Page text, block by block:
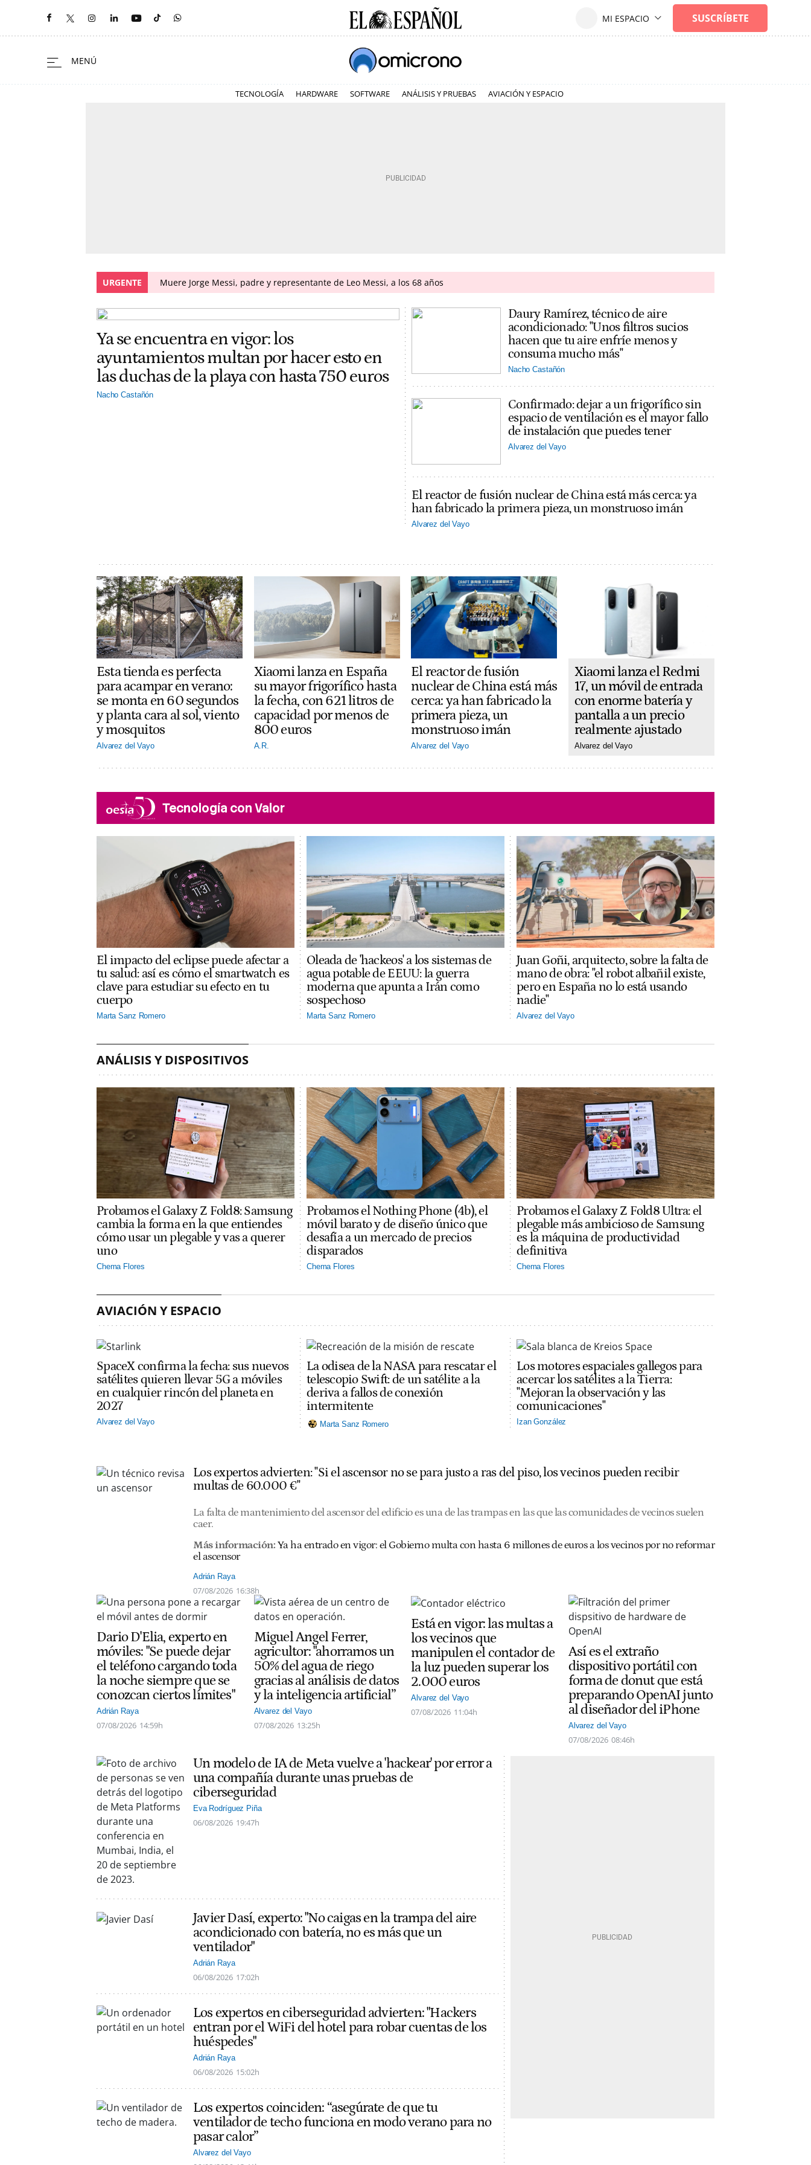
TECNOLOGÍA HARDWARE SOFTWARE ANÁLISIS Y PRUEBAS AVIACIÓN Y ESPACIO
URGENTE Muere Jorge Messi, padre y representante de Leo Messi, a los 68 años
Ya se encuentra en vigor: los
ayuntamientos multan por hacer esto en
las duchas de la playa con hasta 750 euros
Nacho Castañón
Daury Ramírez, técnico de aire
acondicionado: "Unos filtros sucios
hacen que tu aire enfríe menos y
consuma mucho más"
Nacho Castañón
Confirmado: dejar a un frigorífico sin
espacio de ventilación es el mayor fallo
de instalación que puedes tener
Alvarez del Vayo
El reactor de fusión nuclear de China está más cerca: ya
han fabricado la primera pieza, un monstruoso imán
Alvarez del Vayo
Esta tienda es perfecta
para acampar en verano:
se monta en 60 segundos
y planta cara al sol, viento
y mosquitos
Alvarez del Vayo
Xiaomi lanza en España
su mayor frigorífico hasta
la fecha, con 621 litros de
capacidad por menos de
800 euros
A.R.
El reactor de fusión
nuclear de China está más
cerca: ya han fabricado la
primera pieza, un
monstruoso imán
Alvarez del Vayo
Xiaomi lanza el Redmi
17, un móvil de entrada
con enorme batería y
pantalla a un precio
realmente ajustado
Alvarez del Vayo
Tecnología con Valor
El impacto del eclipse puede afectar a
tu salud: así es cómo el smartwatch es
clave para estudiar su efecto en tu
cuerpo
Marta Sanz Romero
Oleada de 'hackeos' a los sistemas de
agua potable de EEUU: la guerra
moderna que apunta a Irán como
sospechoso
Marta Sanz Romero
Juan Goñi, arquitecto, sobre la falta de
mano de obra: "el robot albañil existe,
pero en España no lo está usando
nadie"
Alvarez del Vayo
ANÁLISIS Y DISPOSITIVOS
Probamos el Galaxy Z Fold8: Samsung
cambia la forma en la que entiendes
cómo usar un plegable y vas a querer
uno
Chema Flores
Probamos el Nothing Phone (4b), el
móvil barato y de diseño único que
desafía a un mercado de precios
disparados
Chema Flores
Probamos el Galaxy Z Fold8 Ultra: el
plegable más ambicioso de Samsung
es la máquina de productividad
definitiva
Chema Flores
AVIACIÓN Y ESPACIO
SpaceX confirma la fecha: sus nuevos
satélites quieren llevar 5G a móviles
en cualquier rincón del planeta en
2027
Alvarez del Vayo
La odisea de la NASA para rescatar el
telescopio Swift: de un satélite a la
deriva a fallos de conexión
intermitente
Marta Sanz Romero
Los motores espaciales gallegos para
acercar los satélites a la Tierra:
"Mejoran la observación y las
comunicaciones"
Izan González
Los expertos advierten: "Si el ascensor no se para justo a ras del piso, los vecinos pueden recibir
multas de 60.000 €"
La falta de mantenimiento del ascensor del edificio es una de las trampas en las que las comunidades de vecinos suelen
caer.
Más información: Ya ha entrado en vigor: el Gobierno multa con hasta 6 millones de euros a los vecinos por no reformar
el ascensor
Adrián Raya
07/08/2026 16:38h
Dario D'Elia, experto en
móviles: "Se puede dejar
el teléfono cargando toda
la noche siempre que se
conozcan ciertos límites"
Adrián Raya
07/08/2026 14:59h
Miguel Angel Ferrer,
agricultor: "ahorramos un
50% del agua de riego
gracias al análisis de datos
y la inteligencia artificial”
Alvarez del Vayo
07/08/2026 13:25h
Está en vigor: las multas a
los vecinos que
manipulen el contador de
la luz pueden superar los
2.000 euros
Alvarez del Vayo
07/08/2026 11:04h
Así es el extraño
dispositivo portátil con
forma de donut que está
preparando OpenAI junto
al diseñador del iPhone
Alvarez del Vayo
07/08/2026 08:46h
Un modelo de IA de Meta vuelve a 'hackear' por error a
una compañía durante unas pruebas de
ciberseguridad
Eva Rodríguez Piña
06/08/2026 19:47h
Javier Dasí, experto: "No caigas en la trampa del aire
acondicionado con batería, no es más que un
ventilador"
Adrián Raya
06/08/2026 17:02h
Los expertos en ciberseguridad advierten: "Hackers
entran por el WiFi del hotel para robar cuentas de los
huéspedes"
Adrián Raya
06/08/2026 15:02h
Los expertos coinciden: “asegúrate de que tu
ventilador de techo funciona en modo verano para no
pasar calor”
Alvarez del Vayo